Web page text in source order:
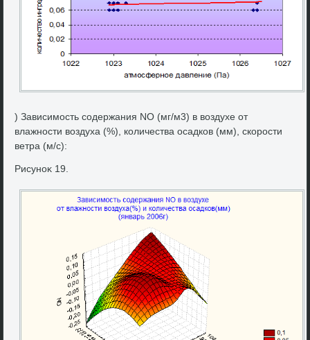
) Зависимость содержания NO (мг/м3) в вοздухе от
влажности вοздуха (%), количества осадков (мм), скорости
ветра (м/с):
Рисуноκ 19.